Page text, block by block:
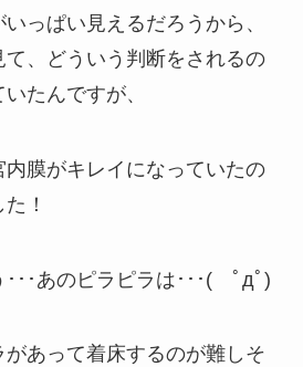
っぱい見えるだろうから、
、どういう判断をされるの
たんですが、
内膜がキレイになっていたの
！
･･･あのピラピラは･･･( ﾟдﾟ)
あって着床するのが難しそ